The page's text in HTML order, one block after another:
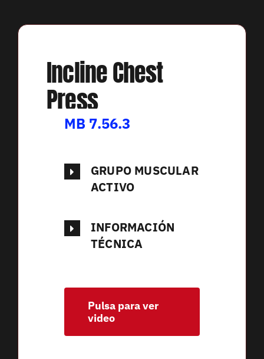
Incline Chest
Press
MB 7.56.3
GRUPO MUSCULAR
ACTIVO
INFORMACIÓN
TÉCNICA
Pulsa para ver
video